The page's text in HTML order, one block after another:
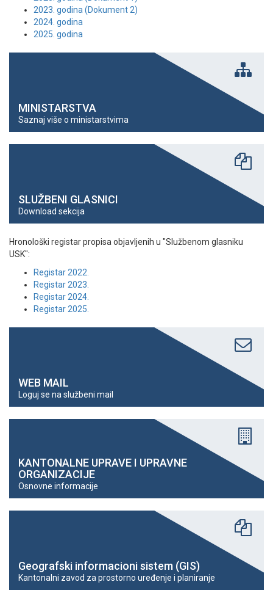
2023. godina (Dokument 2)
2024. godina
2025. godina
MINISTARSTVA
Saznaj više o ministarstvima
SLUŽBENI GLASNICI
Download sekcija
Hronološki registar propisa objavljenih u "Službenom glasniku
USK":
Registar 2022.
Registar 2023.
Registar 2024.
Registar 2025.
WEB MAIL
Loguj se na službeni mail
KANTONALNE UPRAVE I UPRAVNE
ORGANIZACIJE
Osnovne informacije
Geografski informacioni sistem (GIS)
Kantonalni zavod za prostorno uređenje i planiranje